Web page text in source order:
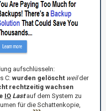
aufschlüsseln:
C: wurden gelöscht weilder
rechtzeitig wachsen
IO Lastauf dem System zu
für die Schattenkopie,